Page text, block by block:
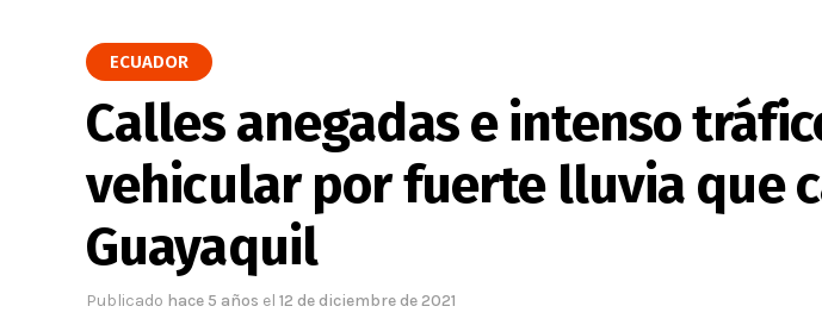
ECUADOR
Calles anegadas e intenso
vehicular por fuerte lluvia que
Guayaquil
Publicado hace 5 años el 12 de diciembre de 2021